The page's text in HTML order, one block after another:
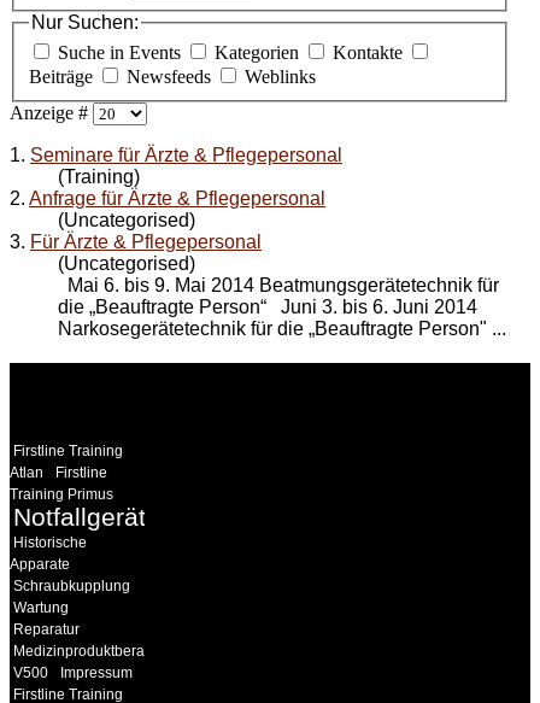
Nur Suchen:
Suche in Events
Kategorien
Kontakte
Beiträge
Newsfeeds
Weblinks
Anzeige #
1. Seminare für Ärzte & Pflegepersonal
(Training)
2. Anfrage für Ärzte & Pflegepersonal
(Uncategorised)
3. Für Ärzte & Pflegepersonal
(Uncategorised)
Mai 6. bis 9. Mai 2014 Beatmungsgerätetechnik für
die „Beauftragte Person“ Juni 3. bis 6. Juni 2014
Narkosegerätetechnik für die „Beauftragte Person" ...
Firstline Training
Atlan
Firstline
Training Primus
Notfallgeräte
Historische
Apparate
Schraubkupplung
Wartung
Reparatur
Medizinproduktberater
V500
Impressum
Firstline Training